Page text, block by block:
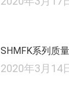
SHMFK系列质
2020年3月14